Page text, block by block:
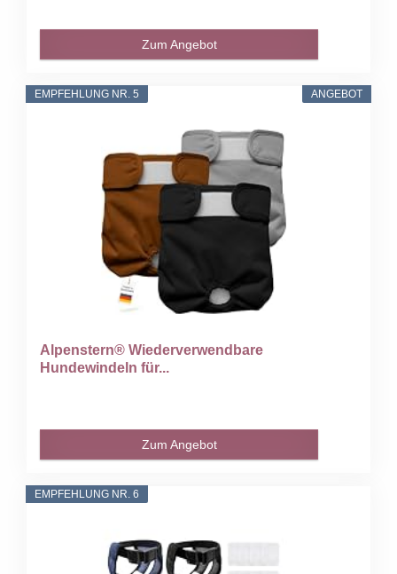
Zum Angebot
ANGEBOT
EMPFEHLUNG NR. 5
Alpenstern® Wiederverwendbare
Hundewindeln für...
Zum Angebot
EMPFEHLUNG NR. 6